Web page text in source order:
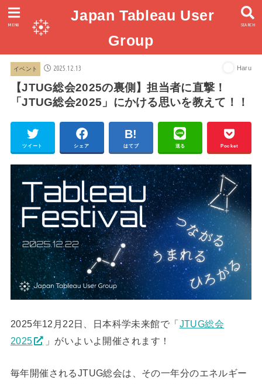
Japan Tableau User
Group
SEARCH
MENU
イベント 2025.12.13 Haru
【JTUG総会2025の裏側】担当者に直撃！
「JTUG総会2025」にかける思いを教えて！！
ツイート シェア はてブ 送る Pocket
2025年12月22日、日本科学未来館で「JTUG総会
2025
」がいよいよ開催されます！
毎年開催されるJTUG総会は、その一年分のエネルギー